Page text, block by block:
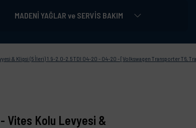
MADENİ YAĞLAR ve SERVİS BAKIM
& Klipsi (5 İleri) 1.9-2.0-2.5 TDI 04-20 - 04-20 - [Volkswagen Transporter T6,
Vites Kolu Levyesi &